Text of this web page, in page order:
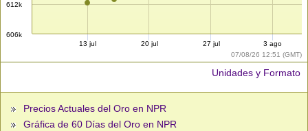
07/08/26 12:51 (GMT)
606k
612k
13 jul 20 jul 27 jul 3 ago
Unidades y Formato
Precios Actuales del Oro en NPR
Gráfica de 60 Días del Oro en NPR